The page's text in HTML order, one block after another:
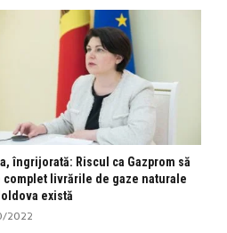
îngrijorată: Riscul ca Gazprom să
complet livrările de gaze naturale
există
2022